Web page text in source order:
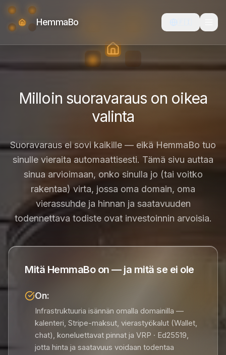
HemmaBo
Milloin suoravaraus on oikea
valinta
Suoravaraus ei sovi kaikille — eikä HemmaBo tuo
sinulle vieraita automaattisesti. Tämä sivu auttaa
sinua arvioimaan, onko sinulla jo (tai voitko
rakentaa) virta, jossa oma domain, oma
vierassuhde ja hinnan ja saatavuuden
todennettava todiste ovat investoinnin arvoisia.
Mitä HemmaBo on — ja mitä se ei ole
On:
Infrastruktuuria isännän omalla domainilla —
kalenteri, Stripe-maksut, vierastyökalut (Wallet,
chat), koneluettavat pinnat ja VRP · Ed25519,
jotta hinta ja saatavuus voidaan todentaa